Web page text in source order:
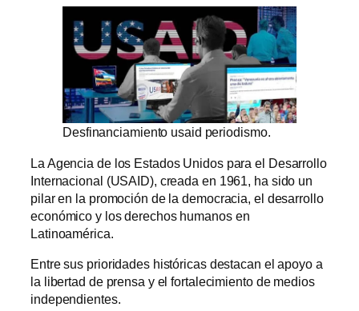
Desfinanciamiento usaid periodismo.
La Agencia de los Estados Unidos para el Desarrollo
Internacional (USAID), creada en 1961, ha sido un
pilar en la promoción de la democracia, el desarrollo
económico y los derechos humanos en
Latinoamérica.
Entre sus prioridades históricas destacan el apoyo a
la libertad de prensa y el fortalecimiento de medios
independientes.